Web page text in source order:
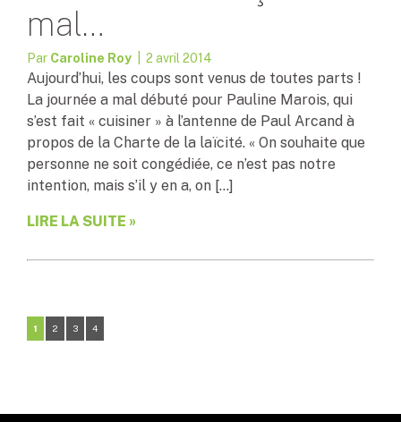
mal…
Par Caroline Roy | 2 avril 2014
Aujourd’hui, les coups sont venus de toutes parts !
La journée a mal débuté pour Pauline Marois, qui
s’est fait « cuisiner » à l’antenne de Paul Arcand à
propos de la Charte de la laïcité. « On souhaite que
personne ne soit congédiée, ce n’est pas notre
intention, mais s’il y en a, on […]
LIRE LA SUITE »
1 2 3 4